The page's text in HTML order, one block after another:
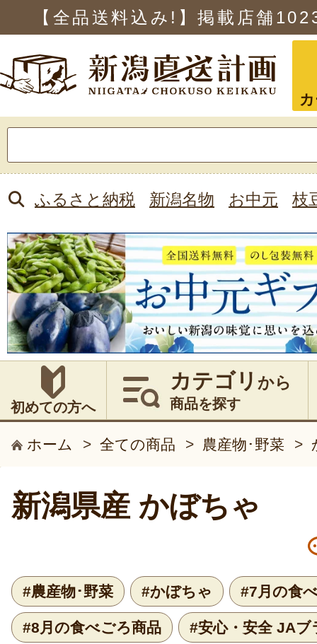
【全品送料込み!】掲載店舗
索:
ふるさと納税 新潟名物 お中元 枝
初めての方へ
カテゴリ から
商品を探す
ホーム > 全ての商品 > 農産物･野菜 >
新潟県産 かぼちゃ
#農産物･野菜 #かぼちゃ #7月の食
#8月の食べごろ商品 #安心・安全 JAブ